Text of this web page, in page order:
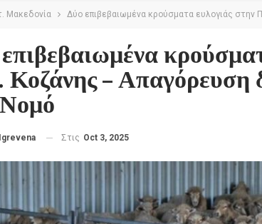
Μακεδονία Δύο επιβεβαιωμένα κρούσματα ευλογιάς
– Απαγόρευση
Igrevena Στις Oct 3, 2025